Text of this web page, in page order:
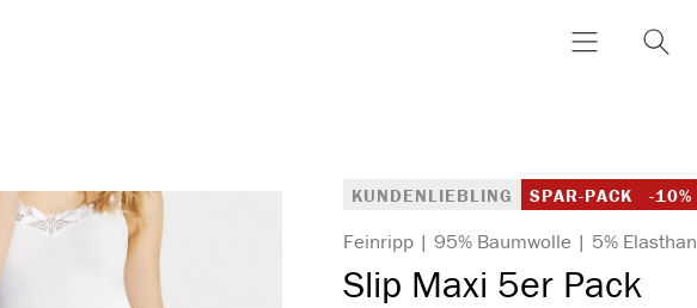
KUNDENLIEBLING SPAR-PACK -10%
Feinripp | 95% Baumwolle | 5% Elasthan
Slip Maxi 5er Pack